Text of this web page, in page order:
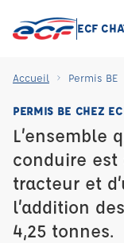
ECF
Accueil Permis BE
PERMIS BE CHEZ
L’ensemble
conduire est
tracteur et
l’addition
4,25 tonnes.